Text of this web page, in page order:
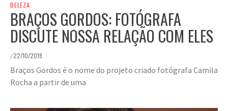
BELEZA
BRAÇOS GORDOS: FOTÓGRAFA
DISCUTE NOSSA RELAÇÃO COM ELES
/22/10/2019
Braços Gordos é o nome do projeto criado fotógrafa Camila
Rocha a partir de uma